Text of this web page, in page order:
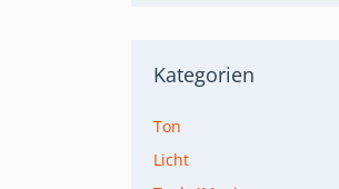
Kategorien
Ton
Licht